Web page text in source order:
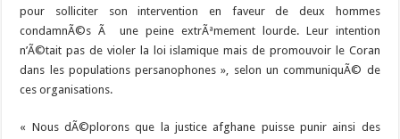
pour solliciter son intervention en faveur de deux hommes
condamnÃ©s Ã une peine extrÃªmement lourde. Leur intention
n’Ã©tait pas de violer la loi islamique mais de promouvoir le Coran
dans les populations persanophones », selon un communiquÃ© de
ces organisations.
« Nous dÃ©plorons que la justice afghane puisse punir ainsi des